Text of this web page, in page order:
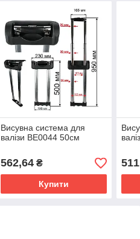
Висувна система для
валізи ВЕ0044 50см
562,64₴
Купити